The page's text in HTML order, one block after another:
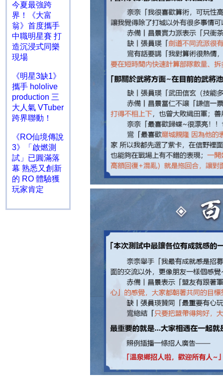
今夏最強跨
界！《大富
翁》首度攜手
中職明星賽 打
造沉浸式同樂
現場
《明星3缺1》
攜手 hololive
production 三
大人氣 VTuber
跨界聯動！
《RO仙境傳說
3》「啟燃測
試」已圓滿落
幕 熟悉又創新
的 RO 體驗獲
玩家肯定